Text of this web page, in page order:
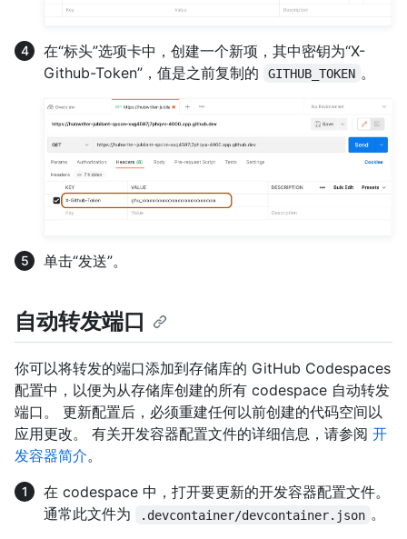
在“标头”选项卡中，创建一个新项，其中密钥为“X-
Github-Token”，值是之前复制的
GITHUB_TOKEN 。
单击“发送”。
自动转发端口
你可以将转发的端口添加到存储库的 GitHub Codespaces
配置中，以便为从存储库创建的所有 codespace 自动转发
端口。 更新配置后，必须重建任何以前创建的代码空间以
应用更改。 有关开发容器配置文件的详细信息，请参阅 开
发容器简介。
在 codespace 中，打开要更新的开发容器配置文件。
通常此文件为
.devcontainer/devcontainer.json 。